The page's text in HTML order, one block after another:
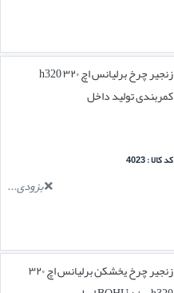
زنجیر چرخ برلیانس اچ ۳۲۰ h320
کمربندی تولید داخل
کد کالا : 4023
بزودی...
زنجیر چرخ یخشکن برلیانس اچ ۳۲۰